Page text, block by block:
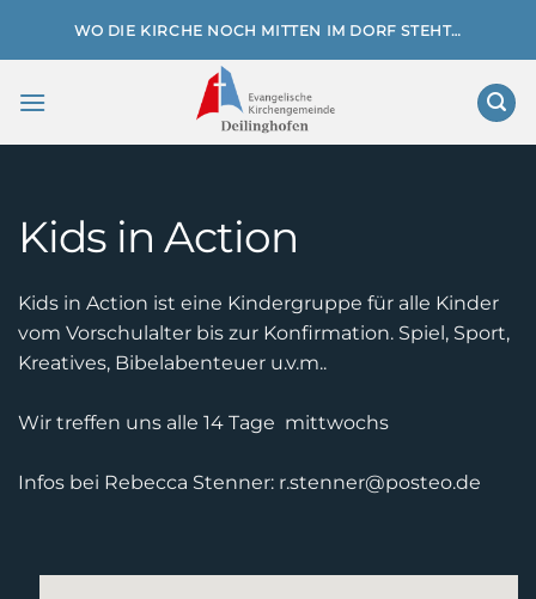
WO DIE KIRCHE NOCH MITTEN IM DORF STEHT…
Kids in Action
Kids in Action ist eine Kindergruppe für alle Kinder
vom Vorschulalter bis zur Konfirmation. Spiel, Sport,
Kreatives, Bibelabenteuer u.v.m..
Wir treffen uns alle 14 Tage mittwochs
Infos bei Rebecca Stenner: r.stenner@posteo.de